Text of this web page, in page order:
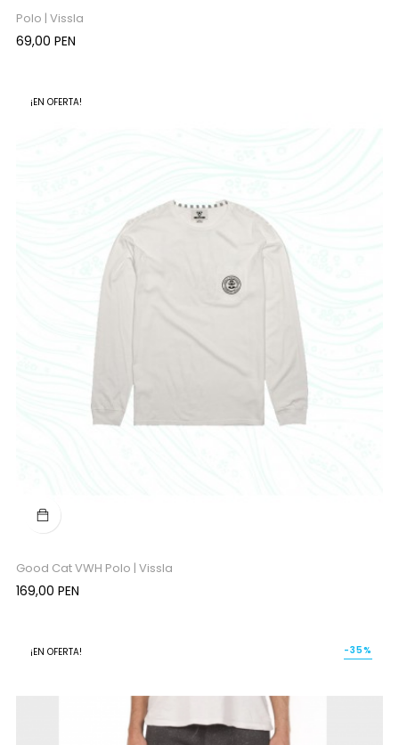
Polo | Vissla
Precio
69,00 PEN
¡EN OFERTA!
Good Cat VWH Polo | Vissla
Precio
169,00 PEN
¡EN OFERTA! -35%